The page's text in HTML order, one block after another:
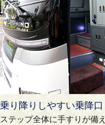
乗り降りしやすい乗降口
ステップ全体に手すりが備